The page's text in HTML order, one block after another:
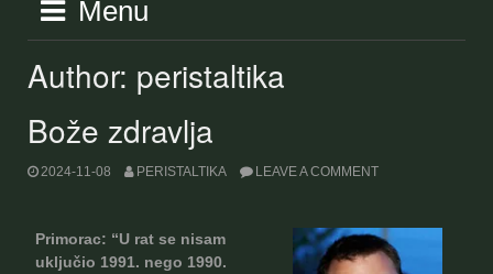
Menu
Author: peristaltika
Bože zdravlja
2024-11-08 PERISTALTIKA LEAVE A COMMENT
Primorac: “U rat se nisam
uključio 1991. nego 1990.